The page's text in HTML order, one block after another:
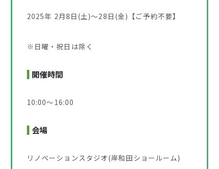
2025年 2月8日(土)～28日(金)【ご予約不要】
※日曜・祝日は除く
開催時間
10:00～16:00
会場
リノベーションスタジオ(岸和田ショールーム)